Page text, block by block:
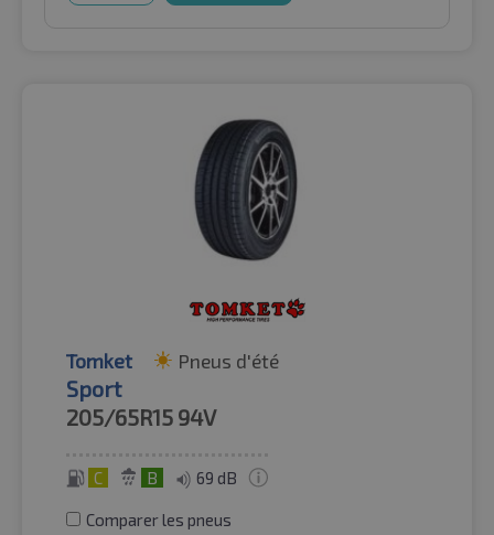
Tomket Pneus d'été
Sport
205/65R15 94V
C B 69 dB
Comparer les pneus